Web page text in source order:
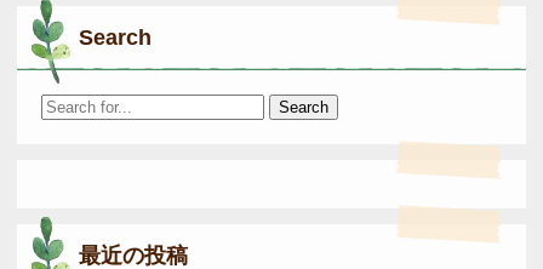
Search
Search
最近の投稿